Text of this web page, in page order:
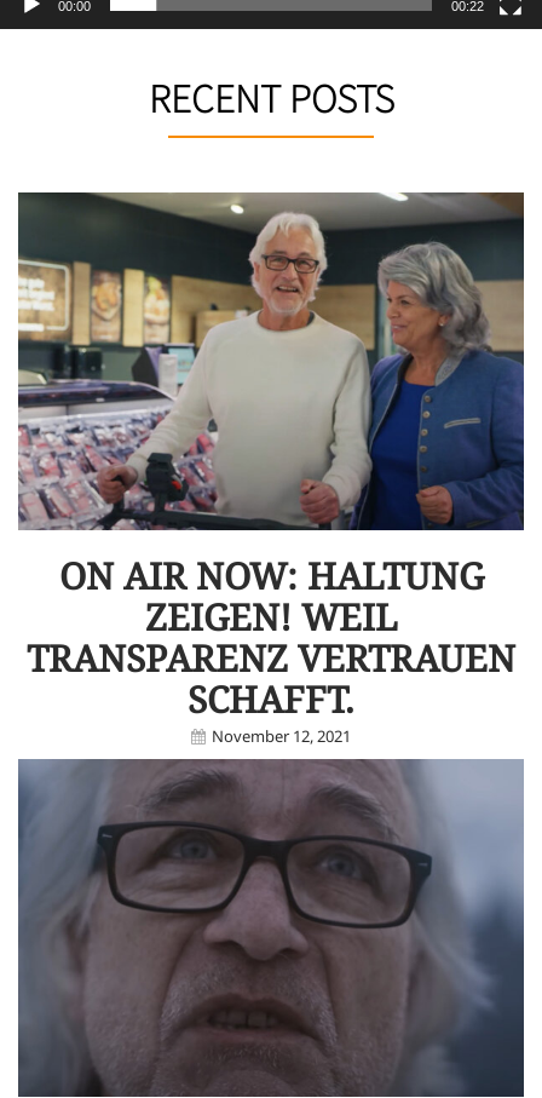
00:00 00:22
RECENT POSTS
ON AIR NOW: HALTUNG
ZEIGEN! WEIL
TRANSPARENZ VERTRAUEN
SCHAFFT.
November 12, 2021